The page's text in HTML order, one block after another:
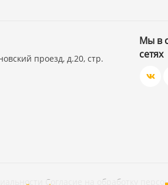
проезд, д.20, стр.
Мы в
сетях
Согласие на обработку